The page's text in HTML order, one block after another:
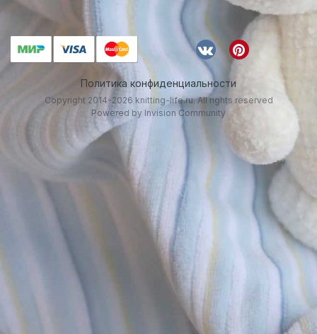
Политика конфиденциальности
Copyright 2014-2026 knitting-life.ru. All rights reserved
Powered by Invision Community